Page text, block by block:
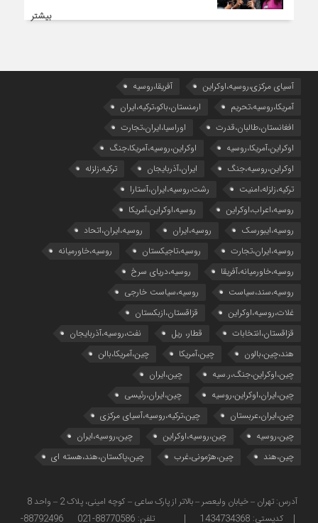
بیشتر
آسیای مرکزی،روسیه،اوکراین
آفریقا،روسیه
آمریکا،روسیه،تحریم
ارمنستان،باکو،ترکیه،ایران
افغانستان،طالبان،قدرت
اوراسیا،ایران،تجارت
اوکراین،آمریکا،روسیه
اوکراین،روسیه،آمریکا،جنگ
اوکراین،روسیه،جنگ
ایران،آذربایجان
ترکیه،زلزله
ترکیه،زلزله،امنیت
رشت،روسیه،ایران،آستارا
روسیه،اعراب،اوکراین
روسیه،اوکراین،آمریکا
روسیه،ایبورسک
روسیه،ایران
روسیه،ایران،اتحاد
روسیه،ایران،تجارت
روسیه،تاجیکستان
روسیه،خاورمیانه
روسیه،خاورمیانه،آفریقا
روسیه،دریای سرخ
روسیه،سند،سیاست
روسیه،سیاست خارجی
غلات،روسیه،اوکراین
قزاقستان،ازبکستان
قزاقستان،انتخابات
قطار، ریل
نفت،روسیه،آذربایجان
هند،چین،بالون
چین،آمریکا
چین،آمریکا،بالن
چین،اوکراین،جنگ،ر.سیه
چین،ایران
چین،ایران،اوکراین،روسیه
چین،ایران،رئیسی
چین،ایران،عربستان
چین،ترکیه،روسیه،آسیای مرکزی
چین،روسیه
چین،روسیه،اوکراین
چین،روسیه،ایران
چین،هند
چین،هژمونی،غرب چین،پاکستان،هند،هسته ای
| کدپستی: 1434734368 | تلفن: 88770586-021 88792496-